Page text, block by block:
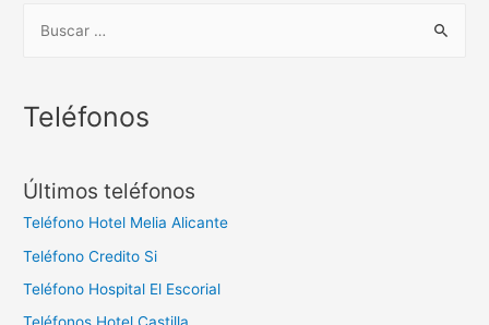
c
:
Teléfonos
Últimos teléfonos
Teléfono Hotel Melia Alicante
Teléfono Credito Si
Teléfono Hospital El Escorial